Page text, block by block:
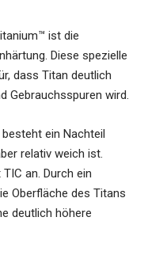
ist die
Diese spezielle
dass Titan deutlich
Gebrauchsspuren wird.
ein Nachteil
relativ weich ist.
an. Durch ein
Oberfläche des Titans
deutlich höhere